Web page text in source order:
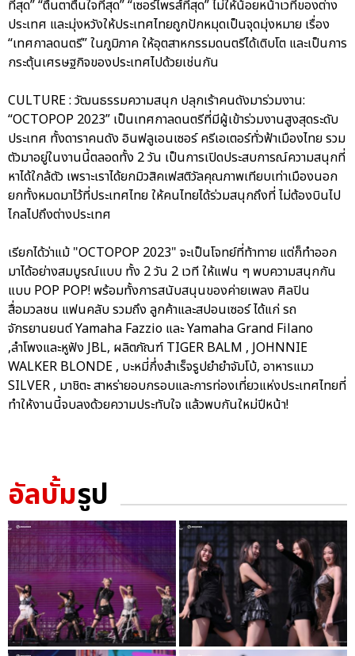
ที่สุด” “ตื่นตาตื่นใจที่สุด” “เซอร์ไพรส์ที่สุด” ไม่ให้น้อยหน้าเวทีของต่าง
ประเทศ และมุ่งหวังให้ประเทศไทยถูกปักหมุดเป็นจุดมุ่งหมาย เรื่อง
“เทศกาลดนตรี” ในภูมิภาค ให้อุตสาหกรรมดนตรีได้เติบโต และเป็นการ
กระตุ้นเศรษฐกิจของประเทศไปด้วยเช่นกัน
CULTURE : วัฒนธรรมความสนุก ปลุกเร้าคนดังมาร่วมงาน:
“OCTOPOP 2023” เป็นเทศกาลดนตรีที่มีผู้เข้าร่วมงานสูงสุดระดับ
ประเทศ ทั้งดาราคนดัง อินฟลูเอนเซอร์ ครีเอเตอร์ทั่วฟ้าเมืองไทย รวม
ตัวมาอยู่ในงานนี้ตลอดทั้ง 2 วัน เป็นการเปิดประสบการณ์ความสนุกที่
หาได้ใกล้ตัว เพราะเราได้ยกมิวสิคเฟสติวัลคุณภาพเทียบเท่าเมืองนอก
ยกทั้งหมดมาไว้ที่ประเทศไทย ให้คนไทยได้ร่วมสนุกถึงที่ ไม่ต้องบินไป
ไกลไปถึงต่างประเทศ
เรียกได้ว่าแม้ "OCTOPOP 2023" จะเป็นโจทย์ที่ท้าทาย แต่ก็ทำออก
มาได้อย่างสมบูรณ์แบบ ทั้ง 2 วัน 2 เวที ให้แฟน ๆ พบความสนุกกัน
แบบ POP POP! พร้อมทั้งการสนับสนุนของค่ายเพลง ศิลปิน
สื่อมวลชน แฟนคลับ รวมถึง ลูกค้าและสปอนเซอร์ ได้แก่ รถ
จักรยานยนต์ Yamaha Fazzio และ Yamaha Grand Filano
,ลำโพงและหูฟัง JBL, ผลิตภัณฑ์ TIGER BALM , JOHNNIE
WALKER BLONDE , บะหมี่กึ่งสำเร็จรูปยำยำจัมโบ้, อาหารแมว
SILVER , มาชิตะ สาหร่ายอบกรอบและการท่องเที่ยวแห่งประเทศไทยที่
ทำให้งานนี้จบลงด้วยความประทับใจ แล้วพบกันใหม่ปีหน้า!
อัลบั้มรูป